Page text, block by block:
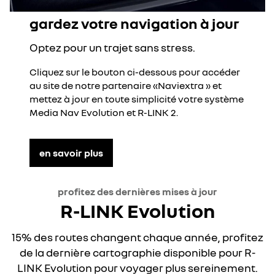
Sur votre ordinateur, lancez la Toolbox puis insérez la clé
USB utilisée précédemment. La Toolbox va détecter
automatiquement les informations de votre véhicule et
vous proposer les mises à jour disponibles pour votre
système.
Si plusieurs mises à jour sont proposées (logiciel de votre
système et cartographie), nous vous recommandons de
toutes les réaliser.
Si aucune mise à jour n'est disponible, votre abonnement
RENAULT CONNECT Store.
3. Téléchargement des mises à jour sur votre
Téléchargez les mises à jour sur votre clé USB à partir de
votre ordinateur. NB : la durée du téléchargement peut
varier en fonction du débit de votre connexion Internet.
gardez votre navigation à jour
Optez pour un trajet sans stress.
Cliquez sur le bouton ci-dessous pour accéder
au site de notre partenaire «Naviextra » et
mettez à jour en toute simplicité votre système
Media Nav Evolution et R-LINK 2.
en savoir plus
profitez des dernières mises à jour
R-LINK Evolution
15% des routes changent chaque année, profitez
de la dernière cartographie disponible pour R-
LINK Evolution pour voyager plus sereinement.